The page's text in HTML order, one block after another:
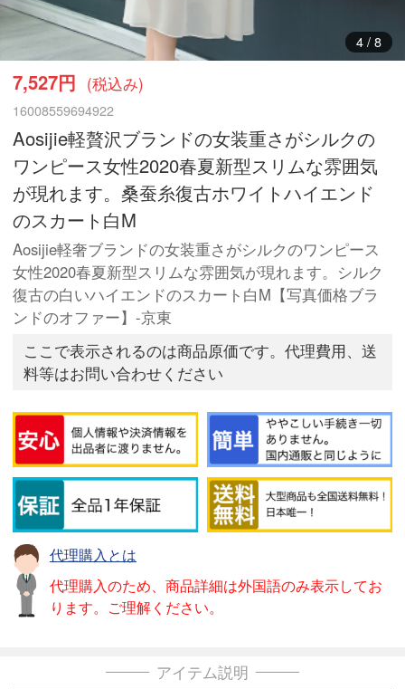
5/ 8
7,527円 (税込み)
16008559694922
Aosijie軽贅沢ブランドの女装重さがシルクの
ワンピース女性2020春夏新型スリムな雰囲気
が現れます。桑蚕糸復古ホワイトハイエンド
のスカート白M
Aosijie軽奢ブランドの女装重さがシルクのワンピース
女性2020春夏新型スリムな雰囲気が現れます。シルク
復古の白いハイエンドのスカート白M【写真価格ブラ
ンドのオファー】-京東
ここで表示されるのは商品原価です。代理費用、送
料等はお問い合わせください
代理購入とは
代理購入のため、商品詳細は外国語のみ表示してお
ります。ご理解ください。
アイテム説明